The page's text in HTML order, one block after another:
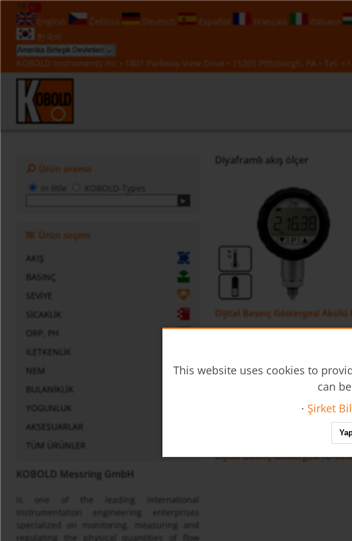
English
Čeština Deutsch Español Français Italiano
한국의
KOBOLD Instruments Inc • 1801 Parkway View Drive • 15205 Pittsburgh, PA • Tel:
Ürün arama
KOBOLD-Types
Ürün seçimi
AKIŞ
BASINÇ
SEVIYE
SICAKLIK
ORP, PH
ILETKENLIK
NEM
BULANIKLIK
YOGUNLUK
AKSESUARLAR
TÜM ÜRÜNLER
KOBOLD Messring GmbH
is one of the leading international
instrumentation engineering enterprises
specialized on monitoring, measuring and
regulating the physical quantities of flow
Diyaframlı akış ölçer
Dijital Basınç Göstergesi Akülü
Dijital Basınç Göstergesi IO-
This website uses cookies to
can
· Şirket